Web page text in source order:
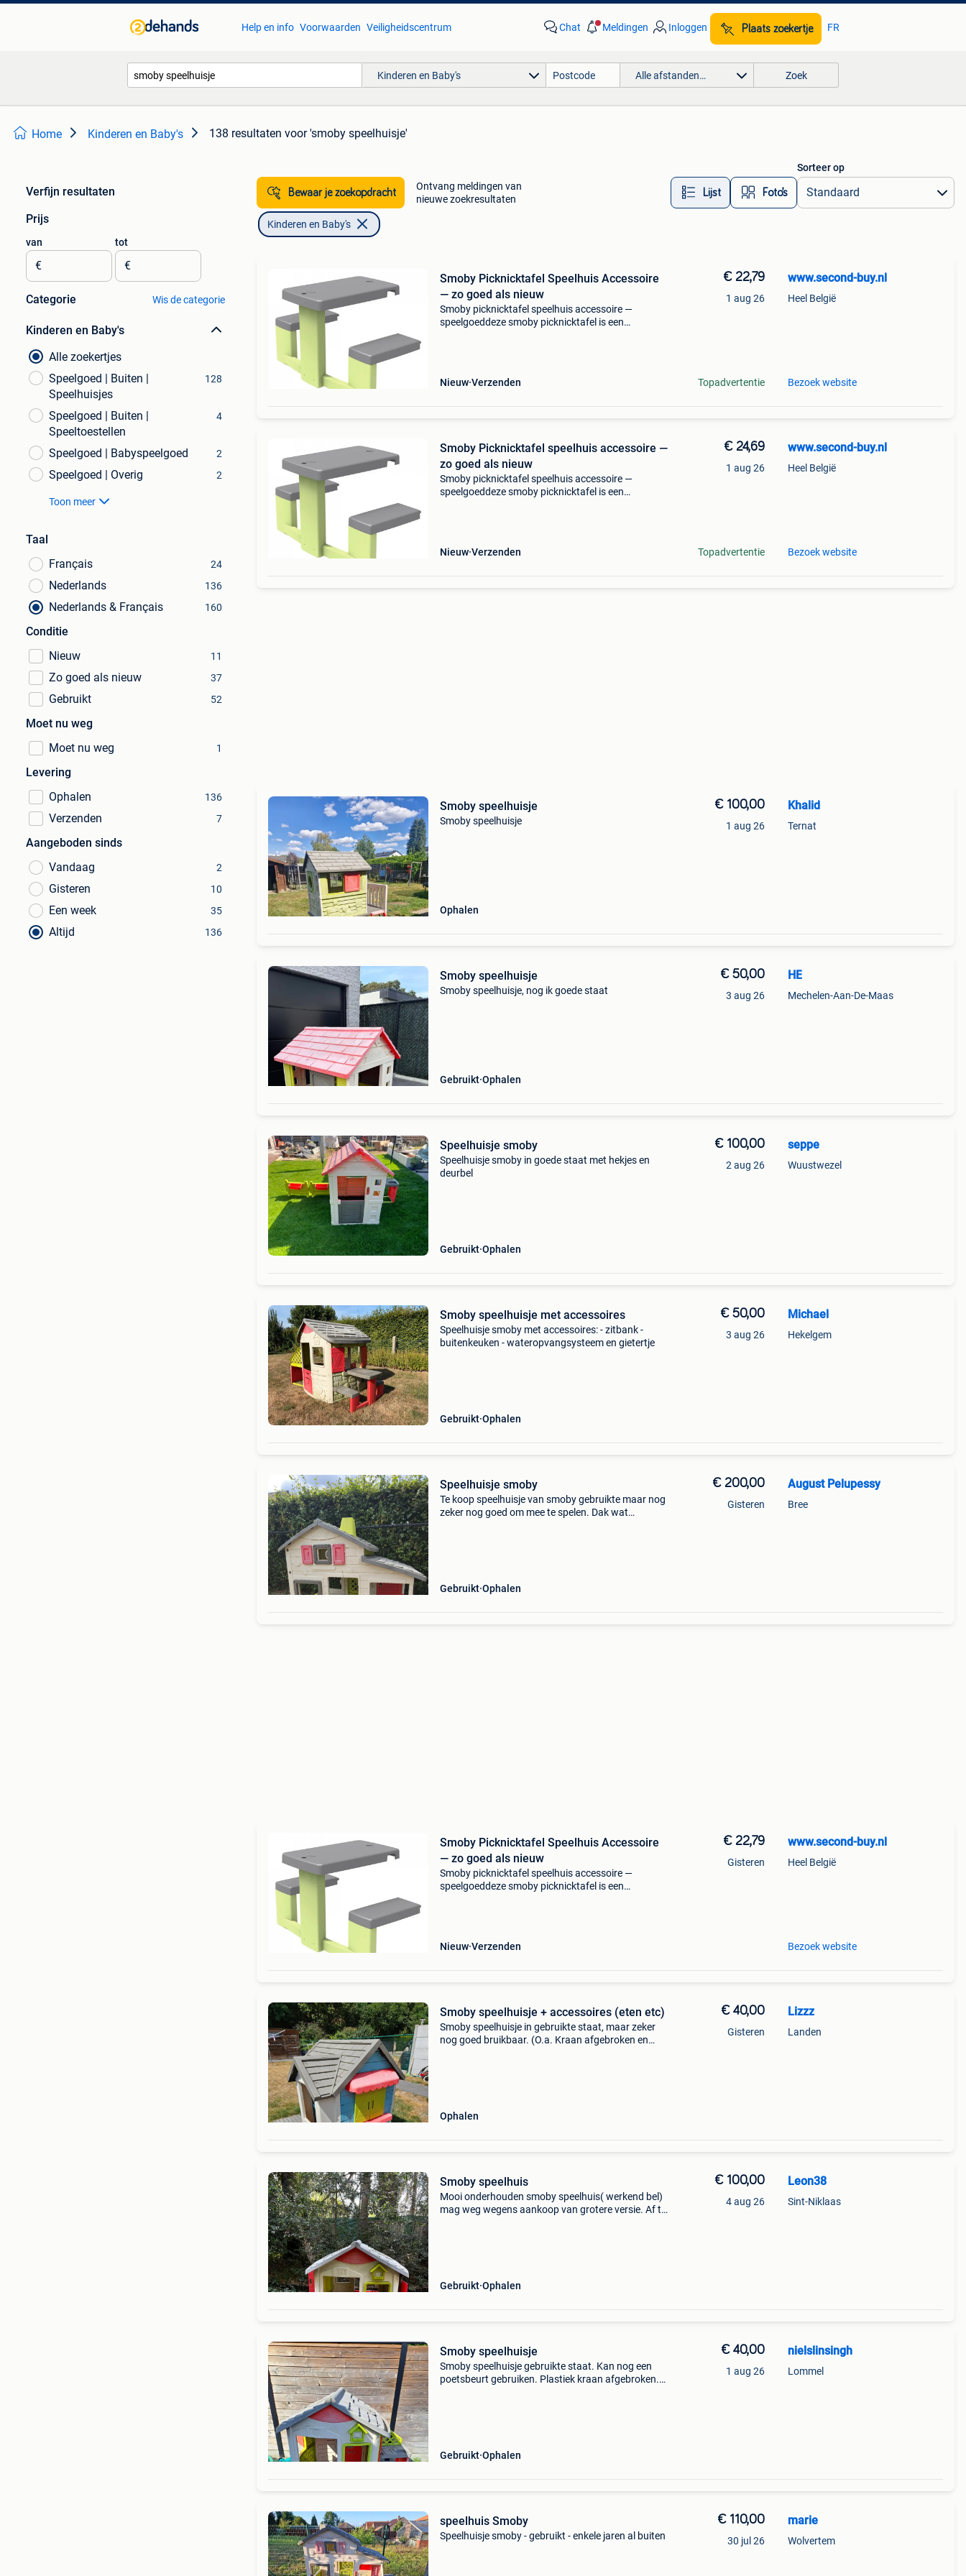
Help en info Voorwaarden Veiligheidscentrum Chat Meldingen Inloggen Plaats zoekertje FR
Kinderen en Baby's Alle afstanden… Zoek
Home Kinderen en Baby's 138 resultaten voor 'smoby speelhuisje'
Verfijn resultaten
Prijs
van
€
tot
€
Categorie Wis de categorie
Kinderen en Baby's
Alle zoekertjes
Speelgoed | Buiten |
Speelhuisjes
128
Speelgoed | Buiten |
Speeltoestellen
4
Speelgoed | Babyspeelgoed 2
Speelgoed | Overig 2
Toon meer
Taal
Français
24
Nederlands 136
Nederlands & Français 160
Conditie
Nieuw
11
Zo goed als nieuw 37
Gebruikt 52
Moet nu weg
Moet nu weg
1
Levering
Ophalen
136
Verzenden 7
Aangeboden sinds
Vandaag
2
Gisteren 10
Een week 35
Altijd 136
Bewaar je zoekopdracht
Ontvang meldingen van
nieuwe zoekresultaten
Lijst Foto’s
Sorteer op
Kinderen en Baby's
Smoby Picknicktafel Speelhuis Accessoire
— zo goed als nieuw
Smoby picknicktafel speelhuis accessoire —
speelgoeddeze smoby picknicktafel is een
Nieuw Verzenden
€ 22,79
1 aug 26
Topadvertentie
www.second-buy.nl
Heel België
Bezoek website
Smoby Picknicktafel speelhuis accessoire —
zo goed als nieuw
Smoby picknicktafel speelhuis accessoire —
speelgoeddeze smoby picknicktafel is een
Nieuw Verzenden
€ 24,69
1 aug 26
Topadvertentie
www.second-buy.nl
Heel België
Bezoek website
Smoby speelhuisje
Smoby speelhuisje
Ophalen
€ 100,00
1 aug 26
Khalid
Ternat
Smoby speelhuisje
Smoby speelhuisje, nog ik goede staat
Gebruikt Ophalen
€ 50,00
3 aug 26
HE
Mechelen-Aan-De-Maas
Speelhuisje smoby
Speelhuisje smoby in goede staat met hekjes en
deurbel
Gebruikt Ophalen
€ 100,00
2 aug 26
seppe
Wuustwezel
Smoby speelhuisje met accessoires
Speelhuisje smoby met accessoires: - zitbank -
buitenkeuken - wateropvangsysteem en gietertje
Gebruikt Ophalen
€ 50,00
3 aug 26
Michael
Hekelgem
Speelhuisje smoby
Te koop speelhuisje van smoby gebruikte maar nog
zeker nog goed om mee te spelen. Dak wat
Gebruikt Ophalen
€ 200,00
Gisteren
August Pelupessy
Bree
Smoby Picknicktafel Speelhuis Accessoire
— zo goed als nieuw
Smoby picknicktafel speelhuis accessoire —
speelgoeddeze smoby picknicktafel is een
Nieuw Verzenden
€ 22,79
Gisteren
www.second-buy.nl
Heel België
Bezoek website
Smoby speelhuisje + accessoires (eten etc)
Smoby speelhuisje in gebruikte staat, maar zeker
nog goed bruikbaar. (O.a. Kraan afgebroken en
Ophalen
€ 40,00
Gisteren
Lizzz
Landen
Smoby speelhuis
Mooi onderhouden smoby speelhuis( werkend bel)
mag weg wegens aankoop van grotere versie. Af te
Gebruikt Ophalen
€ 100,00
4 aug 26
Leon38
Sint-Niklaas
Smoby speelhuisje
Smoby speelhuisje gebruikte staat. Kan nog een
poetsbeurt gebruiken. Plastiek kraan afgebroken.
Gebruikt Ophalen
€ 40,00
1 aug 26
nielslinsingh
Lommel
speelhuis Smoby
Speelhuisje smoby - gebruikt - enkele jaren al buiten
€ 110,00
30 jul 26
marie
Wolvertem